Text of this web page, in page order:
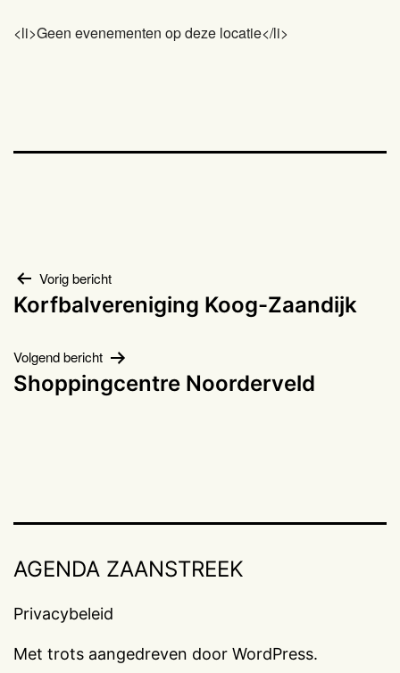
<li>Geen evenementen op deze locatie</li>
Bericht
Vorig bericht
Korfbalvereniging Koog-Zaandijk
Volgend bericht
Shoppingcentre Noorderveld
AGENDA ZAANSTREEK
Privacybeleid
Met trots aangedreven door WordPress.